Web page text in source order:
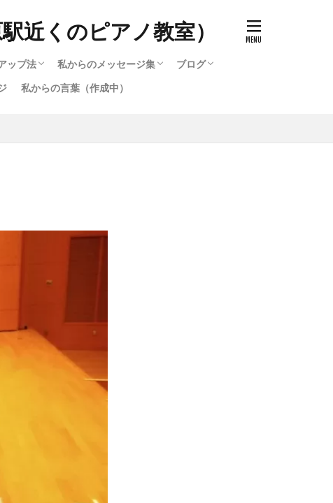
近くのピアノ教室）
ップ法
ッチ）の作り方
で知る音色（タッチ）の変化
のと寝かすのとどう違うのか
スキルアップ法
ップ法
の選び方
ード・他・テクニック攻略法
の選び方2
（作成中）
のテクニック攻略法
ピアノ講座いろいろ
る脱力・重量（重力）奏法
鞘炎・筋肉痛を治す方法（作
（作成中）
私からのメッセージ集
私からのメッセージ集
メッセージ集のバックナンバー（1996〜
ブログ
私からの言葉（作成中）